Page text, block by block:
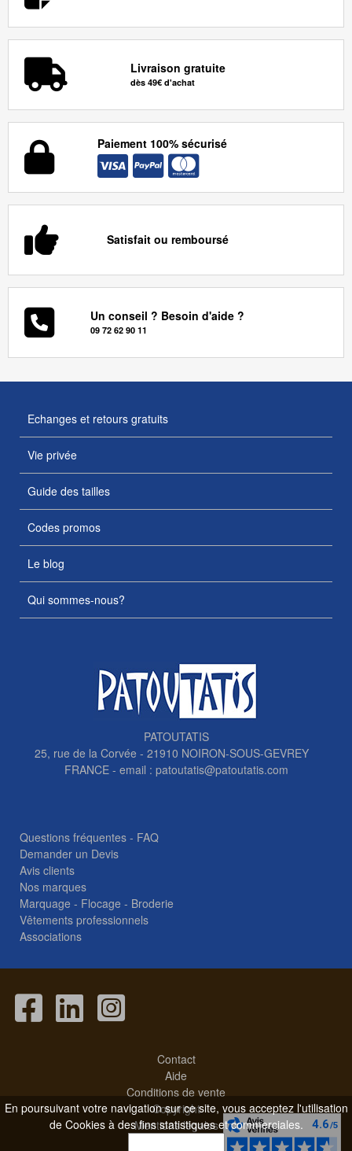
Livraison gratuite
dès 49€ d'achat
Paiement 100% sécurisé
Satisfait ou remboursé
Un conseil ? Besoin d'aide ?
09 72 62 90 11
Echanges et retours gratuits
Vie privée
Guide des tailles
Codes promos
Le blog
Qui sommes-nous?
PATOUTATIS
25, rue de la Corvée - 21910 NOIRON-SOUS-GEVREY
FRANCE - email : patoutatis@patoutatis.com
Questions fréquentes - FAQ
Demander un Devis
Avis clients
Nos marques
Marquage - Flocage - Broderie
Vêtements professionnels
Associations
Contact
Aide
Conditions de vente
Copyright
Mentions légales
En poursuivant votre navigation sur ce site, vous acceptez l'utilisation
de Cookies à des fins statistiques et commerciales.